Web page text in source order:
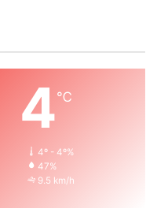
4℃
4º - 4º%
47%
9.5 km/h